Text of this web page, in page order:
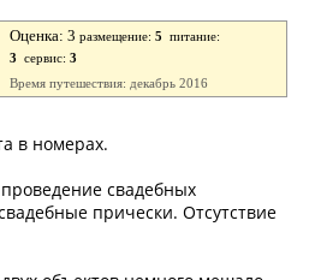
Оценка: 3 размещение: 5 питание:
3 сервис: 3
Время путешествия: декабрь 2016
в номерах.
свадебных
прически. Отсутствие